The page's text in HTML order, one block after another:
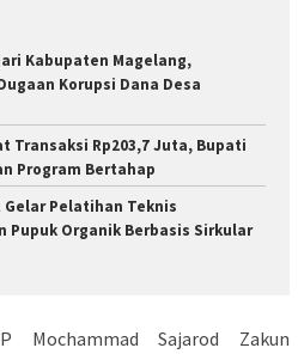
Kabupaten Magelang,
Korupsi Dana Desa
Transaksi Rp203,7 Juta, Bupati
Program Bertahap
Gelar Pelatihan Teknis
Pupuk Organik Berbasis Sirkular
Mochammad Sajarod Zakun